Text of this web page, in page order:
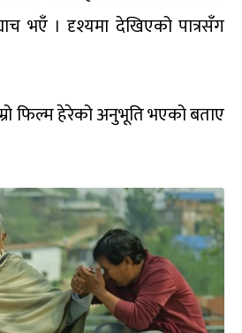
भएँ । दृश्यमा देखिएको पात्रसँग
फिल्म हेरेको अनुभूति भएको बताए